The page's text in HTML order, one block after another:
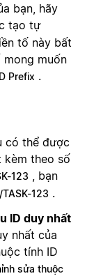
bạn, hãy
tạo tự
tố này bất
muốn
Prefix .
có thể được
kèm theo số
123 , bạn
123 .
ID duy nhất
nhất của
tính ID
sửa thuộc